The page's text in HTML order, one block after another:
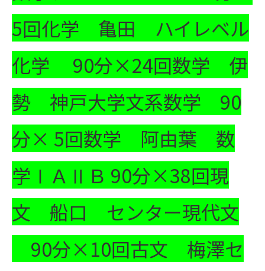
5回化学 亀田 ハイレベル
化学 90分×24回数学 伊
勢 神戸大学文系数学 90
分× 5回数学 阿由葉 数
学ⅠＡⅡＢ 90分×38回現
文 船口 センター現代文
90分×10回古文 梅澤セ